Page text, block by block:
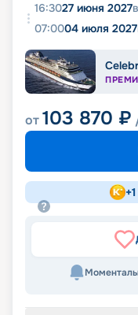
16:3027 июня 2027
07:0004 июля 2027
от103 870 ₽
+